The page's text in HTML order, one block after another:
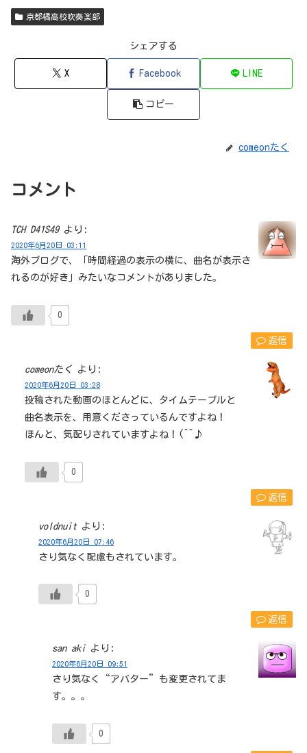
京都橘高校吹奏楽部
シェアする
X Facebook LINE
コピー
comeonたく
コメント
TCH D41S49 より:
2020年6月20日 03:11
海外ブログで、「時間経過の表示の横に、曲名が表示さ
れるのが好き」みたいなコメントがありました。
0
返信
comeonたく より:
2020年6月20日 03:28
投稿された動画のほとんどに、タイムテーブルと
曲名表示を、用意くださっているんですよね！
ほんと、気配りされていますよね！(^^♪
0
返信
voldnuit より:
2020年6月20日 07:46
さり気なく配慮もされています。
0
返信
san aki より:
2020年6月20日 09:51
さり気なく“アバター”も変更されてま
す。。。
0